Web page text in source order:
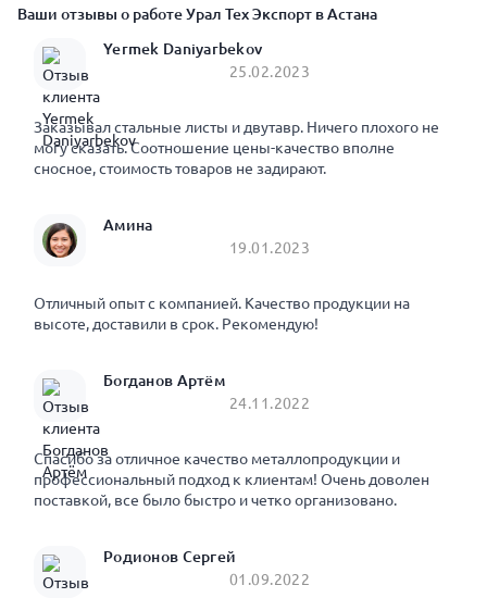
Ваши отзывы о работе Урал Тех Экспорт в Астана
Yermek Daniyarbekov
25.02.2023
Заказывал стальные листы и двутавр. Ничего плохого не
могу сказать. Соотношение цены-качество вполне
сносное, стоимость товаров не задирают.
Амина
19.01.2023
Отличный опыт с компанией. Качество продукции на
высоте, доставили в срок. Рекомендую!
Богданов Артём
24.11.2022
Спасибо за отличное качество металлопродукции и
профессиональный подход к клиентам! Очень доволен
поставкой, все было быстро и четко организовано.
Родионов Сергей
01.09.2022